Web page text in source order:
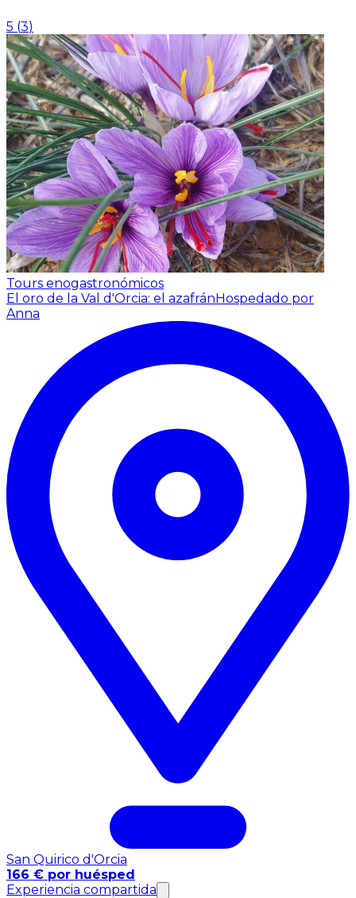
5 (3)
Tours enogastronómicos
El oro de la Val d'Orcia: el azafránHospedado por
Anna
San Quirico d'Orcia
166 € por huésped
Experiencia compartida